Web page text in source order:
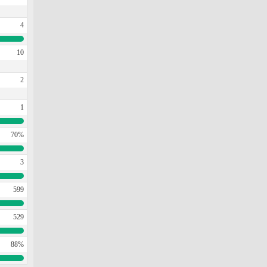
4
10
2
1
70%
3
599
529
88%